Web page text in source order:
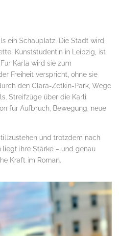
ein Schauplatz. Die Stadt wird
Kunststudentin in Leipzig, ist
Karla wird sie zum
Freiheit verspricht, ohne sie
den Clara-Zetkin-Park, Wege
Streifzüge über die Karli:
für Aufbruch, Bewegung, neue
und trotzdem nach
liegt ihre Stärke – und genau
Kraft im Roman.